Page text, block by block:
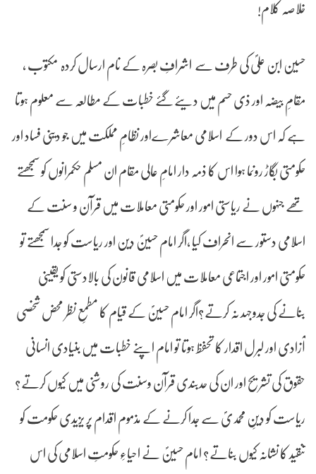
خلاصہ کلام!
حسین ابن علیؐ کی طرف سے اشرافِ بصرہ کے نام ارسال کردہ مکتوب ،
مقامِ بیضہ اور ذی حسم میں دیئےگئے خطبات کے مطالعہ سے معلوم ہوتا
ہے کہ اس دور کے اسلامی معاشرےاور نظامِ مملکت میں جو دینی فساد اور
حکومتی بگاڑ رونما ہوا اس کا ذمہ دار امامِ عالی مقام ان مسلم حکمرانوں کو سمجھتے
تھے جنہوں نے ریاستی امور اور حکومتی معاملات میں قرآن و سنت کے
اسلامی دستور سے انحراف کیا ،اگر امام حسینؐ دین اور ریاست کو جدا سمجھتے تو
حکومتی امور اور اجتماعی معاملات میں اسلامی قانون کی بالادستی کو یقینی
بنانے کی جدوجہد نہ کرتے؟اگر امام حسینؐ کے قیام کا مطمعِ نظر محض شخصی
آزادی اور لبرل اقدار کا تحفظ ہوتا تو امام اپنے خطبات میں بنیادی انسانی
حقوق کی تشریح اور ان کی حدبندی قرآن وسنت کی روشنی میں کیوں کرتے؟
ریاست کو دینِ محمدیؐ سے جدا کرنے کے مذموم اقدام پر یزیدی حکومت کو
تنقید کا نشانہ کیوں بناتے؟ امام حسینؐ نے احیاءِ حکومتِ اسلامی کی اس